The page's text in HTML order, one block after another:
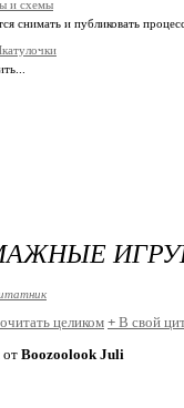
и схемы
снимать и публиковать
целиком+ В свой
Boozoolook Juli